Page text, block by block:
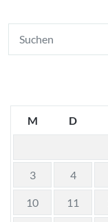
M D
3 4
10 11